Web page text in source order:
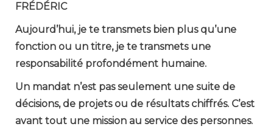
FRÉDÉRIC
Aujourd’hui, je te transmets bien plus qu’une
fonction ou un titre, je te transmets une
responsabilité profondément humaine.
Un mandat n’est pas seulement une suite de
décisions, de projets ou de résultats chiffrés. C’est
avant tout une mission au service des personnes.